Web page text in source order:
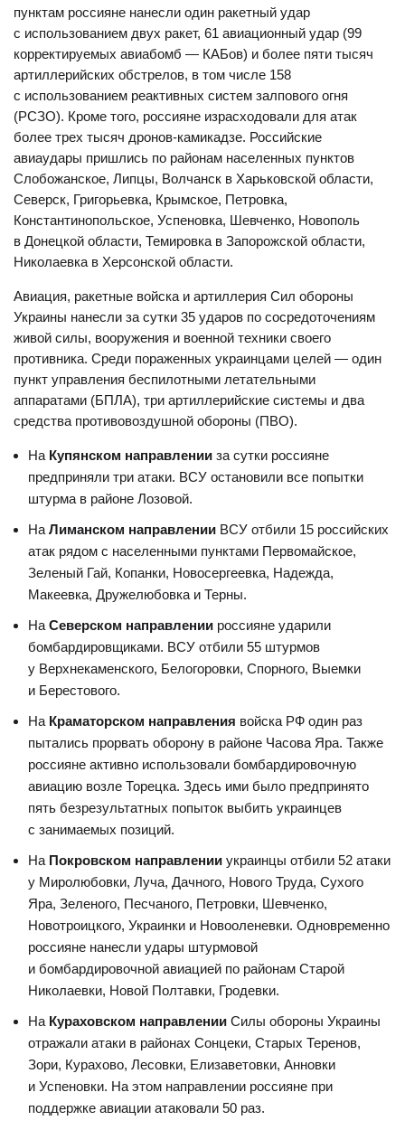
пунктам россияне нанесли один ракетный удар
с использованием двух ракет, 61 авиационный удар (99
корректируемых авиабомб — КАБов) и более пяти тысяч
артиллерийских обстрелов, в том числе 158
с использованием реактивных систем залпового огня
(РСЗО). Кроме того, россияне израсходовали для атак
более трех тысяч дронов-камикадзе. Российские
авиаудары пришлись по районам населенных пунктов
Слобожанское, Липцы, Волчанск в Харьковской области,
Северск, Григорьевка, Крымское, Петровка,
Константинопольское, Успеновка, Шевченко, Новополь
в Донецкой области, Темировка в Запорожской области,
Николаевка в Херсонской области.
Авиация, ракетные войска и артиллерия Сил обороны
Украины нанесли за сутки 35 ударов по сосредоточениям
живой силы, вооружения и военной техники своего
противника. Среди пораженных украинцами целей — один
пункт управления беспилотными летательными
аппаратами (БПЛА), три артиллерийские системы и два
средства противовоздушной обороны (ПВО).
На Купянском направлении за сутки россияне
предприняли три атаки. ВСУ остановили все попытки
штурма в районе Лозовой.
На Лиманском направлении ВСУ отбили 15 российских
атак рядом с населенными пунктами Первомайское,
Зеленый Гай, Копанки, Новосергеевка, Надежда,
Макеевка, Дружелюбовка и Терны.
На Северском направлении россияне ударили
бомбардировщиками. ВСУ отбили 55 штурмов
у Верхнекаменского, Белогоровки, Спорного, Выемки
и Берестового.
На Краматорском направления войска РФ один раз
пытались прорвать оборону в районе Часова Яра. Также
россияне активно использовали бомбардировочную
авиацию возле Торецка. Здесь ими было предпринято
пять безрезультатных попыток выбить украинцев
с занимаемых позиций.
На Покровском направлении украинцы отбили 52 атаки
у Миролюбовки, Луча, Дачного, Нового Труда, Сухого
Яра, Зеленого, Песчаного, Петровки, Шевченко,
Новотроицкого, Украинки и Новооленевки. Одновременно
россияне нанесли удары штурмовой
и бомбардировочной авиацией по районам Старой
Николаевки, Новой Полтавки, Гродевки.
На Кураховском направлении Силы обороны Украины
отражали атаки в районах Сонцеки, Старых Теренов,
Зори, Курахово, Лесовки, Елизаветовки, Анновки
и Успеновки. На этом направлении россияне при
поддержке авиации атаковали 50 раз.